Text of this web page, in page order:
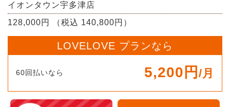
イオンタウン宇多津店
128,000円 （税込 140,800円）
LOVELOVE プランなら
60回払いなら 5,200円 /月